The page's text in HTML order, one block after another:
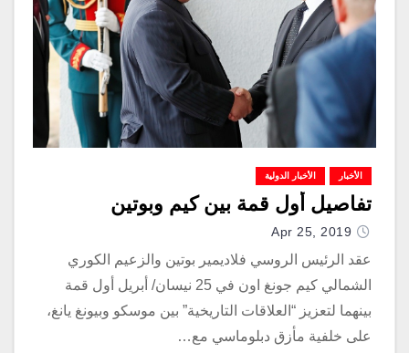
الأخبار الأخبار الدولية
تفاصيل أول قمة بين كيم وبوتين
Apr 25, 2019
عقد الرئيس الروسي فلاديمير بوتين والزعيم الكوري
الشمالي كيم جونغ اون في 25 نيسان/ أبريل أول قمة
بينهما لتعزيز “العلاقات التاريخية” بين موسكو وبيونغ يانغ،
على خلفية مأزق دبلوماسي مع…